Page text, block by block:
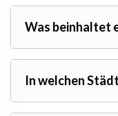
Was beinhaltet
In welchen